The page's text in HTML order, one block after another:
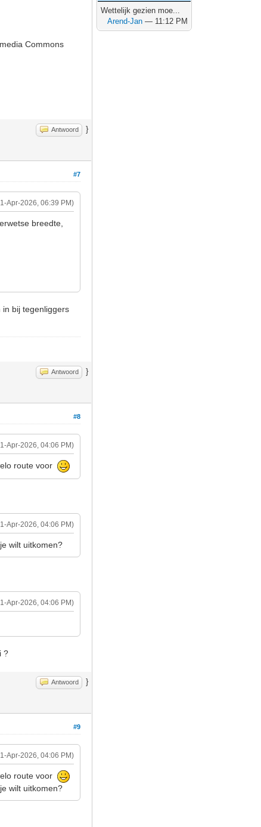
Commons
Antwoord }
#7
Apr-2026, 06:39 PM)
breedte,
bij tegenliggers
Antwoord }
#8
Apr-2026, 04:06 PM)
route voor
Apr-2026, 04:06 PM)
wilt uitkomen?
Apr-2026, 04:06 PM)
?
Antwoord }
#9
Apr-2026, 04:06 PM)
route voor
wilt uitkomen?
Wettelijk gezien moe...
Arend-Jan — 11:12 PM